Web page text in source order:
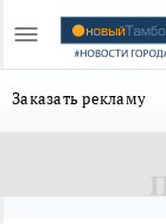
Заказать рекламу